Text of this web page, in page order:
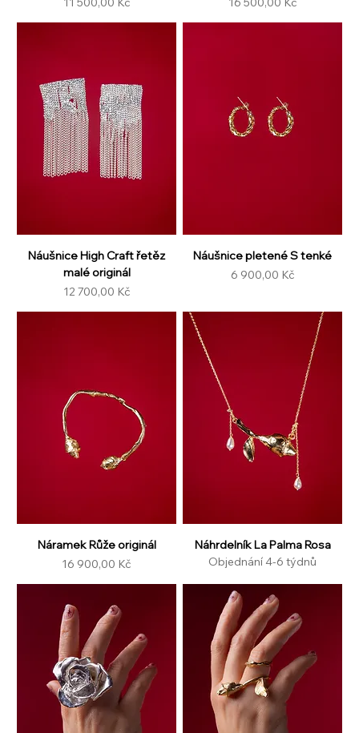
Náušnice High Craft řetěz
malé originál
Cena
12 700,00 Kč
Náušnice pletené S tenké
Cena
6 900,00 Kč
Náramek Růže originál
Cena
16 900,00 Kč
Náhrdelník La Palma Rosa
Objednání 4-6 týdnů